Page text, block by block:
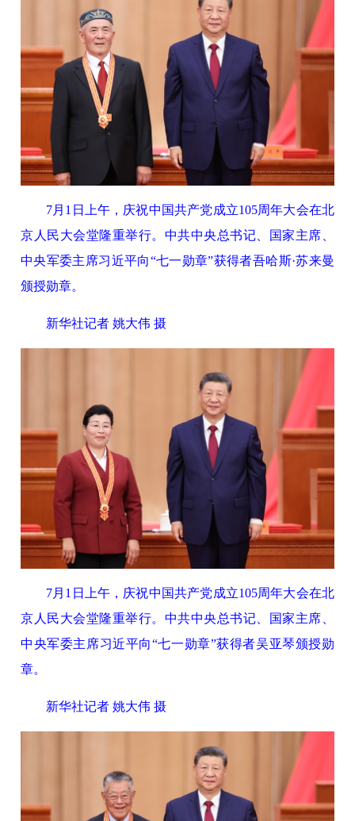
7月1日上午，庆祝中国共产党成立105周年大会在北
京人民大会堂隆重举行。中共中央总书记、国家主席、
中央军委主席习近平向“七一勋章”获得者吾哈斯·苏来曼
颁授勋章。
新华社记者 姚大伟 摄
7月1日上午，庆祝中国共产党成立105周年大会在北
京人民大会堂隆重举行。中共中央总书记、国家主席、
中央军委主席习近平向“七一勋章”获得者吴亚琴颁授勋
章。
新华社记者 姚大伟 摄